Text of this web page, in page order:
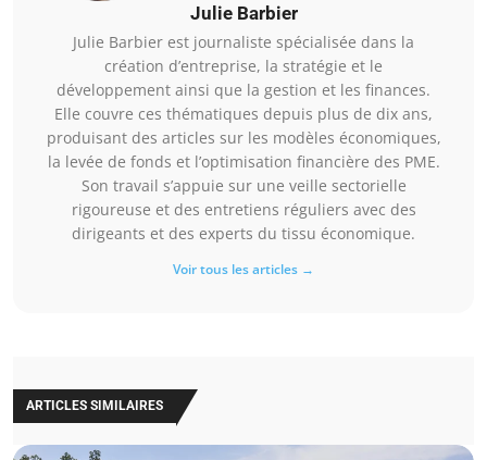
Julie Barbier
Julie Barbier est journaliste spécialisée dans la
création d’entreprise, la stratégie et le
développement ainsi que la gestion et les finances.
Elle couvre ces thématiques depuis plus de dix ans,
produisant des articles sur les modèles économiques,
la levée de fonds et l’optimisation financière des PME.
Son travail s’appuie sur une veille sectorielle
rigoureuse et des entretiens réguliers avec des
dirigeants et des experts du tissu économique.
Voir tous les articles →
ARTICLES SIMILAIRES